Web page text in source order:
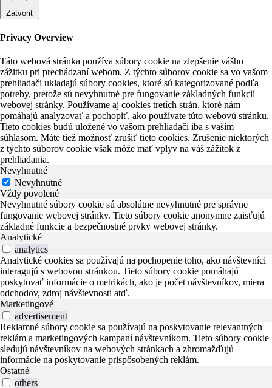
Zatvoriť
Privacy Overview
Táto webová stránka používa súbory cookie na zlepšenie vášho
zážitku pri prechádzaní webom. Z týchto súborov cookie sa vo vašom
prehliadači ukladajú súbory cookies, ktoré sú kategorizované podľa
potreby, pretože sú nevyhnutné pre fungovanie základných funkcií
webovej stránky. Používame aj cookies tretích strán, ktoré nám
pomáhajú analyzovať a pochopiť, ako používate túto webovú stránku.
Tieto cookies budú uložené vo vašom prehliadači iba s vaším
súhlasom. Máte tiež možnosť zrušiť tieto cookies. Zrušenie niektorých
z týchto súborov cookie však môže mať vplyv na váš zážitok z
prehliadania.
Nevyhnutné
Nevyhnutné
Vždy povolené
Nevyhnutné súbory cookie sú absolútne nevyhnutné pre správne
fungovanie webovej stránky. Tieto súbory cookie anonymne zaisťujú
základné funkcie a bezpečnostné prvky webovej stránky.
Analytické
analytics
Analytické cookies sa používajú na pochopenie toho, ako návštevníci
interagujú s webovou stránkou. Tieto súbory cookie pomáhajú
poskytovať informácie o metrikách, ako je počet návštevníkov, miera
odchodov, zdroj návštevnosti atď.
Marketingové
advertisement
Reklamné súbory cookie sa používajú na poskytovanie relevantných
reklám a marketingových kampaní návštevníkom. Tieto súbory cookie
sledujú návštevníkov na webových stránkach a zhromažďujú
informácie na poskytovanie prispôsobených reklám.
Ostatné
others